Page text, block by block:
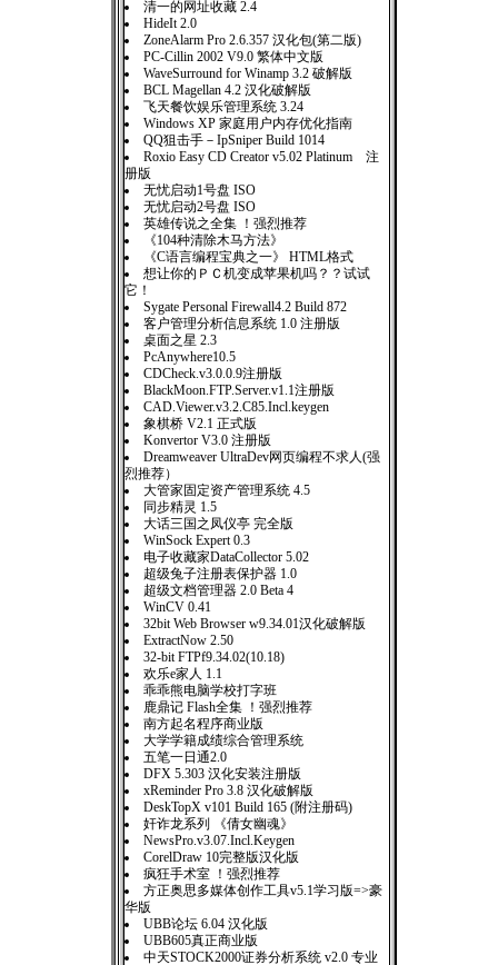
清一的网址收藏 2.4
HideIt 2.0
ZoneAlarm Pro 2.6.357 汉化包(第二版)
PC-Cillin 2002 V9.0 繁体中文版
WaveSurround for Winamp 3.2 破解版
BCL Magellan 4.2 汉化破解版
飞天餐饮娱乐管理系统 3.24
Windows XP 家庭用户内存优化指南
QQ狙击手－IpSniper Build 1014
Roxio Easy CD Creator v5.02 Platinum 注
册版
无忧启动1号盘 ISO
无忧启动2号盘 ISO
英雄传说之全集 ！强烈推荐
《104种清除木马方法》
《C语言编程宝典之一》 HTML格式
想让你的ＰＣ机变成苹果机吗？？试试
它！
Sygate Personal Firewall4.2 Build 872
客户管理分析信息系统 1.0 注册版
桌面之星 2.3
PcAnywhere10.5
CDCheck.v3.0.0.9注册版
BlackMoon.FTP.Server.v1.1注册版
CAD.Viewer.v3.2.C85.Incl.keygen
象棋桥 V2.1 正式版
Konvertor V3.0 注册版
Dreamweaver UltraDev网页编程不求人(强
烈推荐）
大管家固定资产管理系统 4.5
同步精灵 1.5
大话三国之凤仪亭 完全版
WinSock Expert 0.3
电子收藏家DataCollector 5.02
超级兔子注册表保护器 1.0
超级文档管理器 2.0 Beta 4
WinCV 0.41
32bit Web Browser w9.34.01汉化破解版
ExtractNow 2.50
32-bit FTPf9.34.02(10.18)
欢乐e家人 1.1
乖乖熊电脑学校打字班
鹿鼎记 Flash全集 ！强烈推荐
南方起名程序商业版
大学学籍成绩综合管理系统
五笔一日通2.0
DFX 5.303 汉化安装注册版
xReminder Pro 3.8 汉化破解版
DeskTopX v101 Build 165 (附注册码)
奸诈龙系列 《倩女幽魂》
NewsPro.v3.07.Incl.Keygen
CorelDraw 10完整版汉化版
疯狂手术室 ！强烈推荐
方正奥思多媒体创作工具v5.1学习版=>豪
华版
UBB论坛 6.04 汉化版
UBB605真正商业版
中天STOCK2000证券分析系统 v2.0 专业